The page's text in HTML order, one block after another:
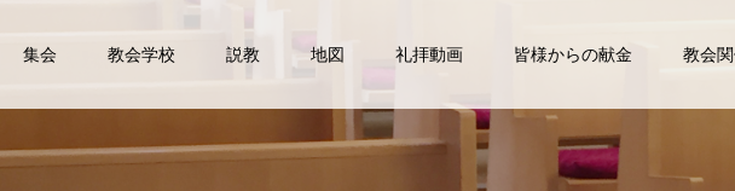
集会 教会学校 説教 地図 礼拝動画 皆様からの献金 教会